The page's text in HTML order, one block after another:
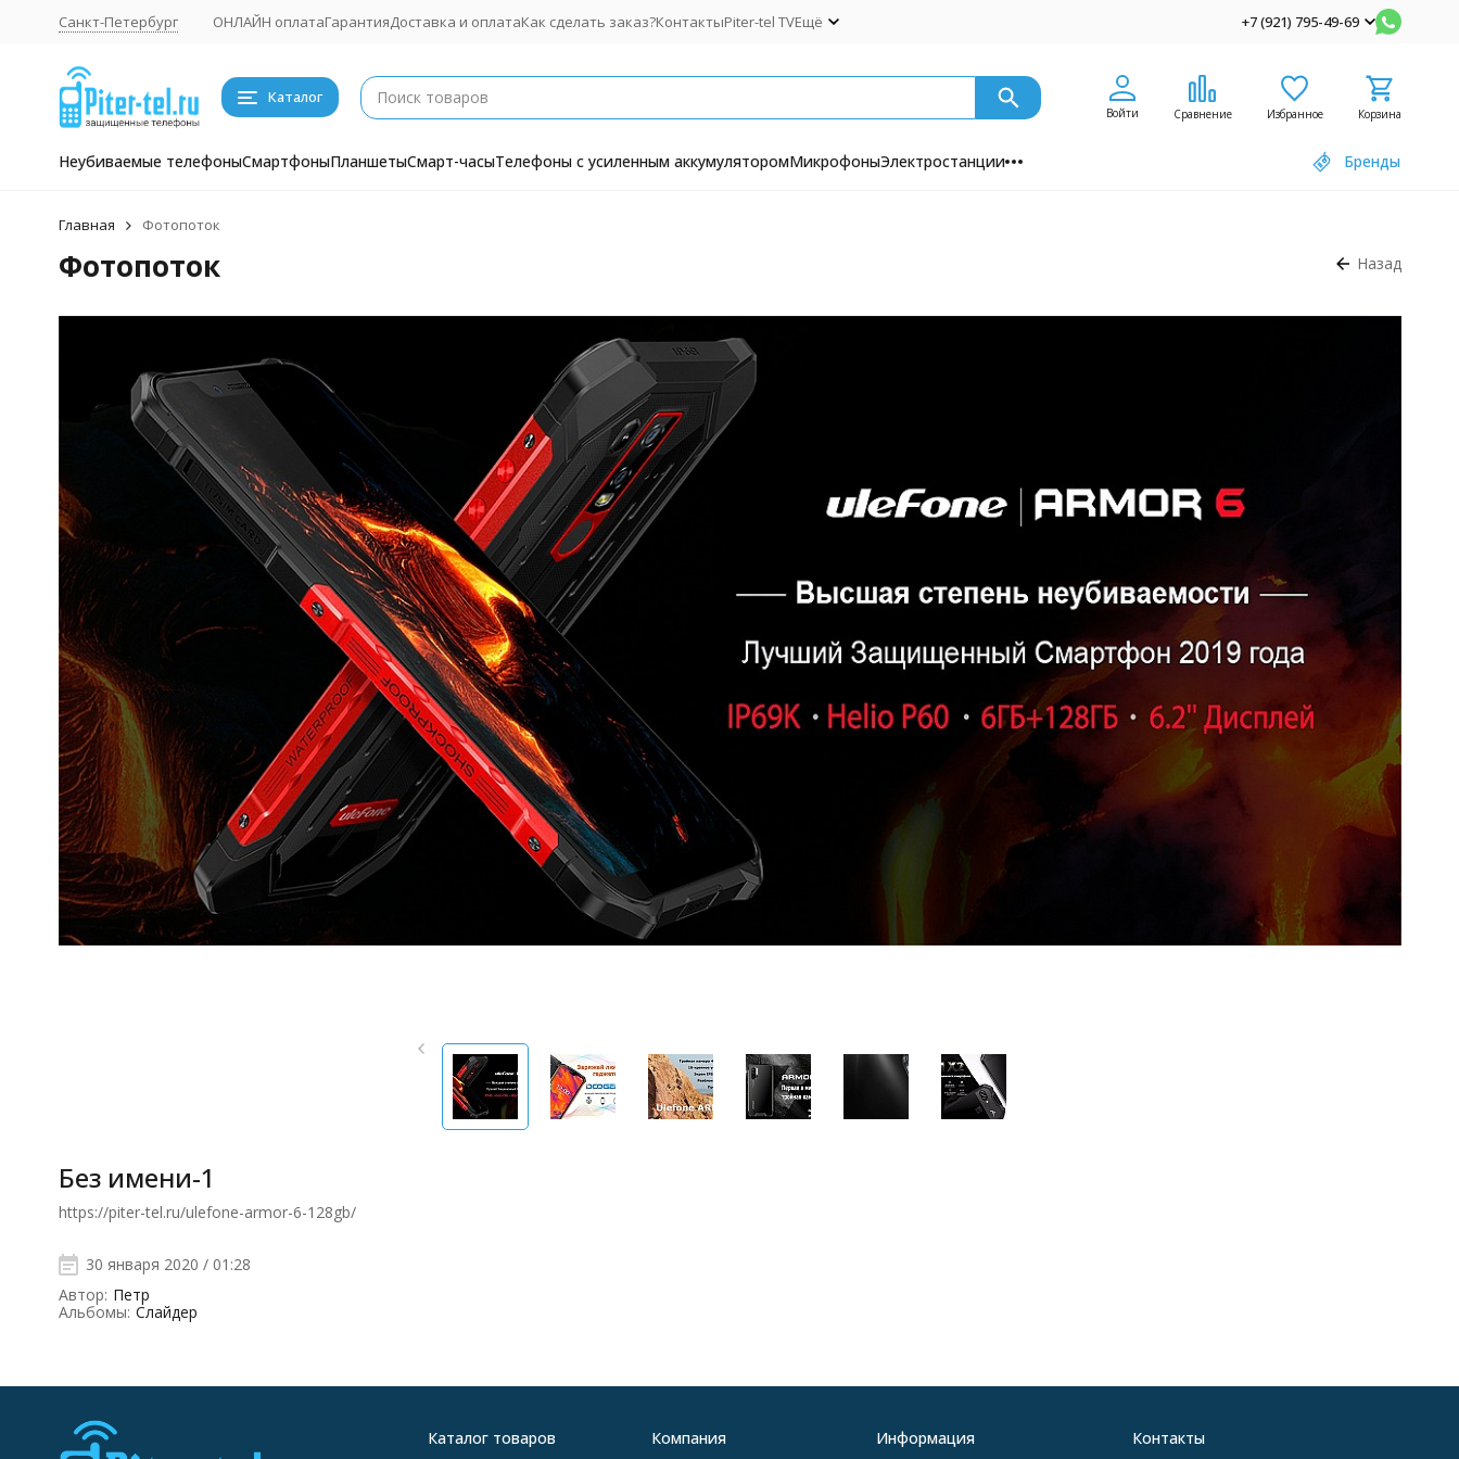
Санкт-Петербург ОНЛАЙН оплатаГарантияДоставка и оплатаКак сделать заказ?КонтактыPiter-tel TVЕщё +7 (921) 795-49-69
Каталог
Войти Сравнение Избранное Корзина
Неубиваемые телефоныСмартфоныПланшетыСмарт-часыТелефоны с усиленным аккумуляторомМикрофоныЭлектростанции Бренды
Главная Фотопоток
Фотопоток Назад
Без имени-1
https://piter-tel.ru/ulefone-armor-6-128gb/
30 января 2020 / 01:28
Автор: Петр
Альбомы: Слайдер
Каталог товаров Компания Информация Контакты